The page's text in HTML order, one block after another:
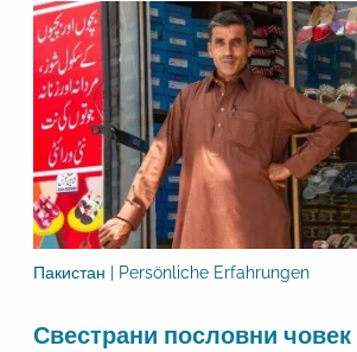
Пакистан | Persönliche Erfahrungen
Свестрани пословни човек